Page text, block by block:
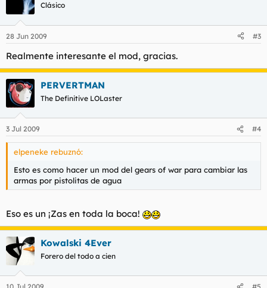
Clásico
28 Jun 2009 #3
Realmente interesante el mod, gracias.
PERVERTMAN
The Definitive LOLaster
3 Jul 2009 #4
elpeneke rebuznó:
Esto es como hacer un mod del gears of war para cambiar las
armas por pistolitas de agua
Eso es un ¡Zas en toda la boca!
Kowalski 4Ever
Forero del todo a cien